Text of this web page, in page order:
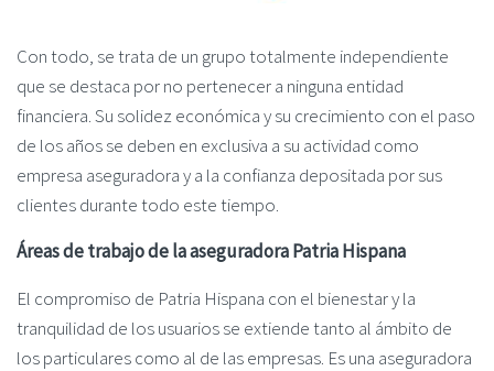
Con todo, se trata de un grupo totalmente independiente
que se destaca por no pertenecer a ninguna entidad
financiera. Su solidez económica y su crecimiento con el paso
de los años se deben en exclusiva a su actividad como
empresa aseguradora y a la confianza depositada por sus
clientes durante todo este tiempo.
Áreas de trabajo de la aseguradora Patria Hispana
El compromiso de Patria Hispana con el bienestar y la
tranquilidad de los usuarios se extiende tanto al ámbito de
los particulares como al de las empresas. Es una aseguradora